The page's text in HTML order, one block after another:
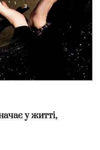
у житті,